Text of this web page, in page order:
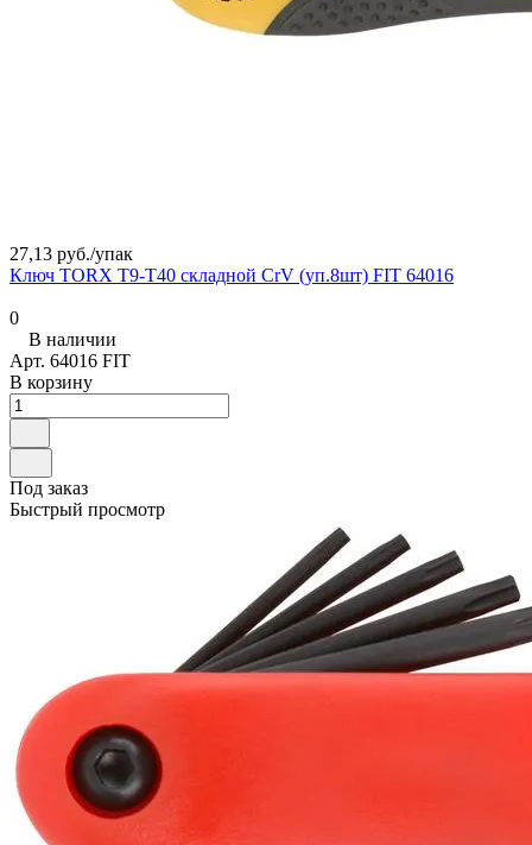
27,13 руб./упак
Ключ TORX T9-T40 складной CrV (уп.8шт) FIT 64016
0
В наличии
Арт. 64016 FIT
В корзину
Под заказ
Быстрый просмотр